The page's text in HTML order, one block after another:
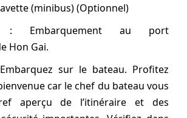
(minibus) (Optionnel)
: Embarquement au port
Hon Gai.
sur le bateau. Profitez
car le chef du bateau vous
aperçu de l’itinéraire et des